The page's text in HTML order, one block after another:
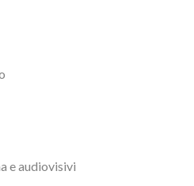
e audiovisivi